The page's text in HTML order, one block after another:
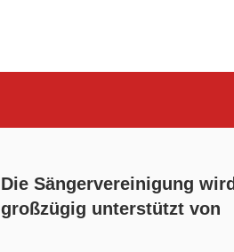
Die Sängervereinigung wird
großzügig unterstützt von